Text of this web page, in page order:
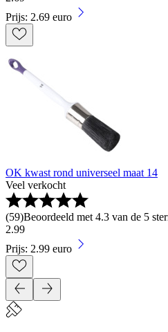
Prijs: 2.69 euro
OK kwast rond universeel maat 14
Veel verkocht
(59)Beoordeeld met 4.3 van de 5
2.99
Prijs: 2.99 euro